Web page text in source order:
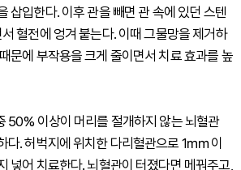
삽입한다. 이후 관을 빼면 관 속에 있던 스텐
혈전에 엉겨 붙는다. 이때 그물망을 제거하
문에 부작용을 크게 줄이면서 치료 효과를 높
50% 이상이 머리를 절개하지 않는 뇌혈관
다. 허벅지에 위치한 다리혈관으로 1㎜ 이
넣어 치료한다. 뇌혈관이 터졌다면 메꿔주고,